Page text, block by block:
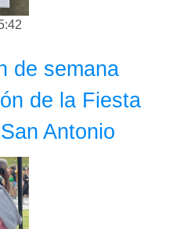
de semana
de la Fiesta
Antonio